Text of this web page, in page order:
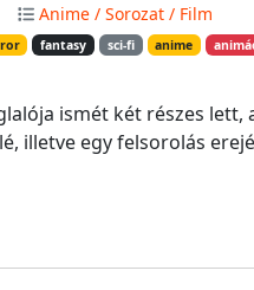
Anime / Sorozat / Film
fantasy sci-fi anime
ismét két részes lett,
illetve egy felsorolás